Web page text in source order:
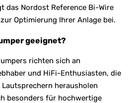
das Nordost Reference Bi-Wire
Optimierung Ihrer Anlage bei.
geeignet?
richten sich an
und HiFi-Enthusiasten, die
herausholen
besonders für hochwertige